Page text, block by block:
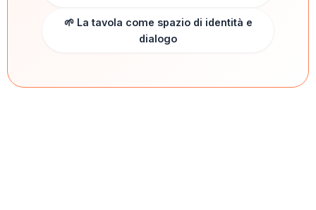
🌱 La tavola come spazio di identità e
dialogo